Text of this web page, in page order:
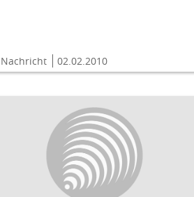
Nachricht 02.02.2010